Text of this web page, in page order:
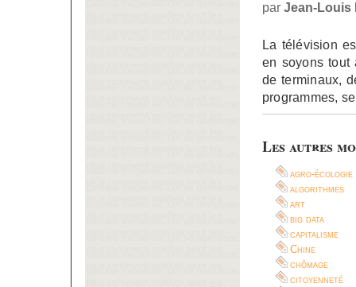
par Jean-Louis
La télévision
en soyons tout
de terminaux,
programmes,
Les autres
agro-écologie
algorithmes
art
big data
capitalisme
Chine
chômage
citoyenneté